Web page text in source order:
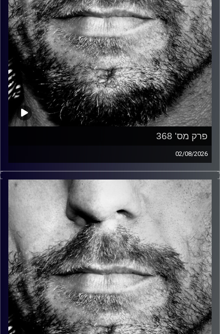
פרק מס' 368
02/08/2026
זיפים, מוזיקה מחוספסת של הופעות חיות. הרבה ג'אם, רוק,
בלוז, bluegrass, ג'אז, Fאנק, פרוגרסיב ואפילו אלקטרוניקה.
כל מה שחי, אמיתי ונושם.
עם שמוליק רגב.
קרדיט תמונות: David Goehring